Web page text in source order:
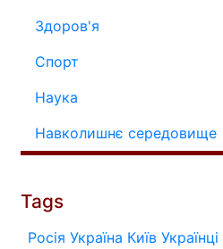
Здоров'я
Спорт
Наука
Навколишнє середовище
Tags
Росія Україна Київ Українці